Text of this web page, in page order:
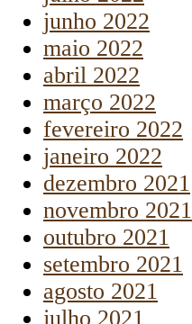
junho 2022
maio 2022
abril 2022
março 2022
fevereiro 2022
janeiro 2022
dezembro 2021
novembro 2021
outubro 2021
setembro 2021
agosto 2021
julho 2021